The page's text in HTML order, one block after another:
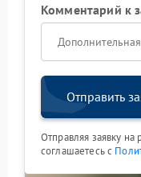
Комментарий к
Отправить
Отправляя заявку
соглашаетесь с